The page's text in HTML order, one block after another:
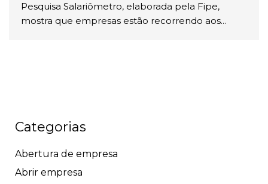
Pesquisa Salariômetro, elaborada pela Fipe,
mostra que empresas estão recorrendo aos...
Categorias
Abertura de empresa
Abrir empresa